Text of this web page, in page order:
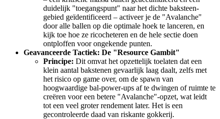
duidelijk "toegangspunt" naar het dichte baksteen-
gebied geïdentificeerd – activeer je de "Avalanche"
door alle ballen op die optimale hoek te lanceren, en
kijk toe hoe ze ricocheteren en de hele sectie doen
ontploffen voor ongekende punten.
Geavanceerde Tactiek: De "Resource Gambit"
Principe: Dit omvat het opzettelijk toelaten dat een
klein aantal bakstenen gevaarlijk laag daalt, zelfs met
het risico op game over, om de spawn van
hoogwaardige bal-power-ups af te dwingen of ruimte te
creëren voor een betere "Avalanche"-opzet, wat leidt
tot een veel groter rendement later. Het is een
gecontroleerde daad van riskante gokkerij.